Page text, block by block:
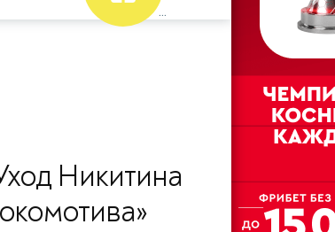
...
Никитина